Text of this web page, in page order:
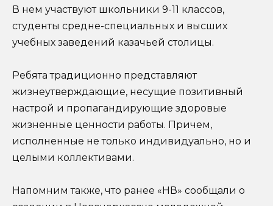
В нем участвуют школьники 9-11 классов,
студенты средне-специальных и высших
учебных заведений казачьей столицы.
Ребята традиционно представляют
жизнеутверждающие, несущие позитивный
настрой и пропагандирующие здоровые
жизненные ценности работы. Причем,
исполненные не только индивидуально, но и
целыми коллективами.
Напомним также, что ранее «НВ» сообщали о